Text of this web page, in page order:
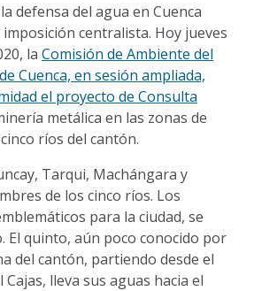
defensa del agua en Cuenca
centralista. Hoy jueves
la Comisión de Ambiente del
Cuenca, en sesión ampliada,
el proyecto de Consulta
metálica en las zonas de
ríos del cantón.
Tarqui, Machángara y
de los cinco ríos. Los
para la ciudad, se
El quinto, aún poco conocido por
del cantón, partiendo desde el
lleva sus aguas hacia el